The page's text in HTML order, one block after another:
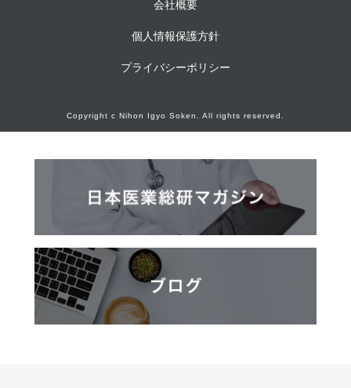
会社概要
個人情報保護方針
プライバシーポリシー
Copyright c Nihon Igyo Soken. All rights reserved.